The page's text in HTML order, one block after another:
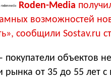
Roden-Media
возможностей
сообщили Sostav.ru
покупатели объектов
рынка от 35 до 55 лет